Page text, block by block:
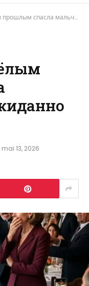
мальчика и неожиданно обрела семью
mai 13, 2026